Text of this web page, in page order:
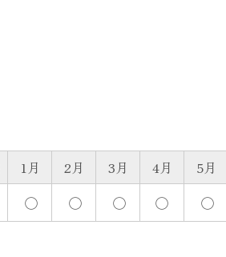
1月 2月 3月 4月
5月
◯ ◯ ◯ ◯ ◯